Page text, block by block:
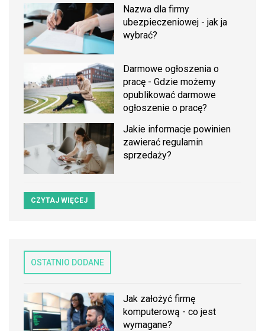
Nazwa dla firmy
ubezpieczeniowej - jak ja
wybrać?
Darmowe ogłoszenia o
pracę - Gdzie możemy
opublikować darmowe
ogłoszenie o pracę?
Jakie informacje powinien
zawierać regulamin
sprzedaży?
CZYTAJ WIĘCEJ
OSTATNIO DODANE
Jak założyć firmę
komputerową - co jest
wymagane?